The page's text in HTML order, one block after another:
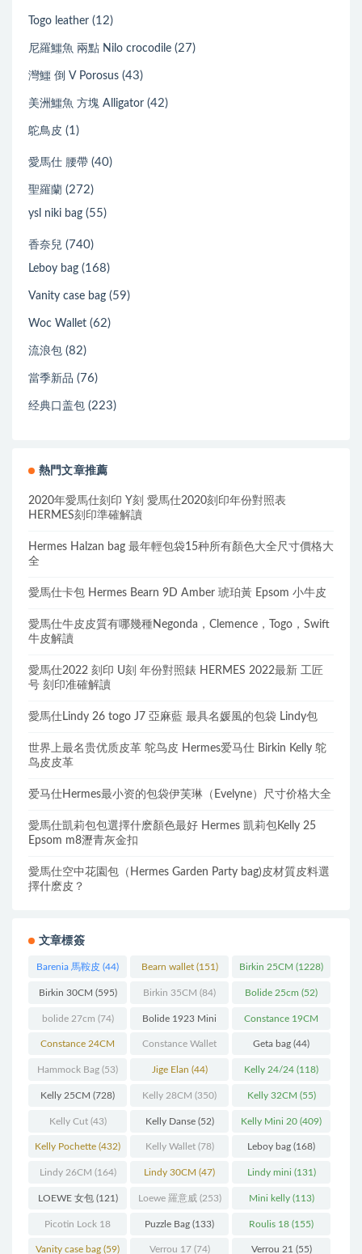
Togo leather (12)
尼羅鱷魚 兩點 Nilo crocodile (27)
灣鱷 倒 V Porosus (43)
美洲鱷魚 方塊 Alligator (42)
鴕鳥皮 (1)
愛馬仕 腰帶 (40)
聖羅蘭 (272)
ysl niki bag (55)
香奈兒 (740)
Leboy bag (168)
Vanity case bag (59)
Woc Wallet (62)
流浪包 (82)
當季新品 (76)
经典口盖包 (223)
熱門文章推薦
2020年愛馬仕刻印 Y刻 愛馬仕2020刻印年份對照表
HERMES刻印準確解讀
Hermes Halzan bag 最年輕包袋15种所有顏色大全尺寸價格大
全
愛馬仕卡包 Hermes Bearn 9D Amber 琥珀黃 Epsom 小牛皮
愛馬仕牛皮皮質有哪幾種Negonda，Clemence，Togo，Swift
牛皮解讀
愛馬仕2022 刻印 U刻 年份對照錶 HERMES 2022最新 工匠
号 刻印准確解讀
愛馬仕Lindy 26 togo J7 亞麻藍 最具名媛風的包袋 Lindy包
世界上最名贵优质皮革 鸵鸟皮 Hermes爱马仕 Birkin Kelly 鸵
鸟皮皮革
爱马仕Hermes最小资的包袋伊芙琳（Evelyne）尺寸价格大全
愛馬仕凱莉包包選擇什麽顏色最好 Hermes 凱莉包Kelly 25
Epsom m8瀝青灰金扣
愛馬仕空中花園包（Hermes Garden Party bag)皮材質皮料選
擇什麽皮？
文章標簽
Barenia 馬鞍皮 (44) Bearn wallet(151) Birkin 25CM (1228)
Birkin 30CM (595) Birkin 35CM (84) Bolide 25cm (52)
bolide 27cm (74) Bolide 1923 Mini
(93)
Constance 19CM
(571)
Constance 24CM
(216)
Constance Wallet
(60)
Geta bag (44)
Hammock Bag (53) Jige Elan (44) Kelly 24/24 (118)
Kelly 25CM (728) Kelly 28CM (350) Kelly 32CM (55)
Kelly Cut(43) Kelly Danse(52) Kelly Mini 20 (409)
Kelly Pochette (432) Kelly Wallet(78) Leboy bag (168)
Lindy 26CM (164) Lindy 30CM (47) Lindy mini (131)
LOEWE 女包(121) Loewe 羅意威(253) Mini kelly(113)
Picotin Lock 18
(202)
Puzzle Bag (133) Roulis 18 (155)
Vanity case bag (59) Verrou 17(74) Verrou 21 (55)